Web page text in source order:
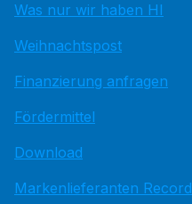
Was nur wir haben HI
Weihnachtspost
Finanzierung anfragen
Fördermittel
Download
Markenlieferanten Record